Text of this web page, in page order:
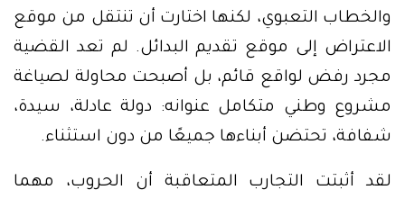
والخطاب التعبوي، لكنها اختارت أن تنتقل من موقع
الاعتراض إلى موقع تقديم البدائل. لم تعد القضية
مجرد رفض لواقع قائم، بل أصبحت محاولة لصياغة
مشروع وطني متكامل عنوانه: دولة عادلة، سيدة،
شفافة، تحتضن أبناءها جميعًا من دون استثناء.
لقد أثبتت التجارب المتعاقبة أن الحروب، مهما